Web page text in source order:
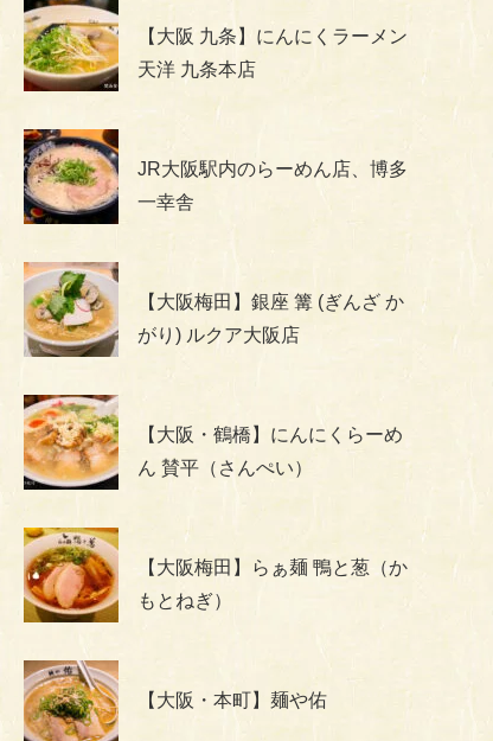
【大阪 九条】にんにくラーメン
天洋 九条本店
JR大阪駅内のらーめん店、博多
一幸舎
【大阪梅田】銀座 篝 (ぎんざ か
がり) ルクア大阪店
【大阪・鶴橋】にんにくらーめ
ん 賛平（さんぺい）
【大阪梅田】らぁ麺 鴨と葱（か
もとねぎ）
【大阪・本町】麺や佑